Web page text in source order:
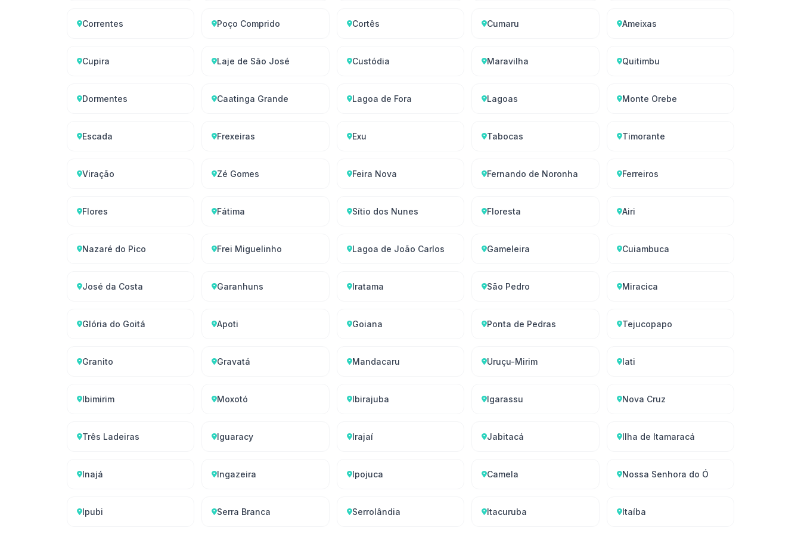
Correntes Poço Comprido Cortês Cumaru Ameixas
Cupira Laje de São José Custódia Maravilha Quitimbu
Dormentes Caatinga Grande Lagoa de Fora Lagoas Monte Orebe
Escada Frexeiras Exu Tabocas Timorante
Viração Zé Gomes Feira Nova Fernando de Noronha Ferreiros
Flores Fátima Sítio dos Nunes Floresta Airi
Nazaré do Pico Frei Miguelinho Lagoa de João Carlos Gameleira Cuiambuca
José da Costa Garanhuns Iratama São Pedro Miracica
Glória do Goitá Apoti Goiana Ponta de Pedras Tejucopapo
Granito Gravatá Mandacaru Uruçu-Mirim Iati
Ibimirim Moxotó Ibirajuba Igarassu Nova Cruz
Três Ladeiras Iguaracy Irajaí Jabitacá Ilha de Itamaracá
Inajá Ingazeira Ipojuca Camela Nossa Senhora do Ó
Ipubi Serra Branca Serrolândia Itacuruba Itaíba